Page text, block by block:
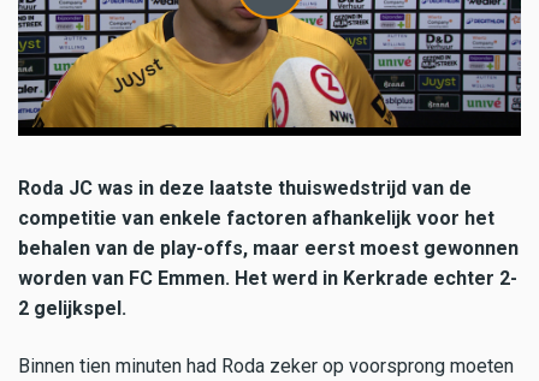
Roda JC was in deze laatste thuiswedstrijd van de
competitie van enkele factoren afhankelijk voor het
behalen van de play-offs, maar eerst moest gewonnen
worden van FC Emmen. Het werd in Kerkrade echter 2-
2 gelijkspel.
Binnen tien minuten had Roda zeker op voorsprong moeten